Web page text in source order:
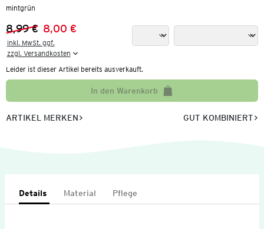
mintgrün
Vorheriger Preis:
8,99 €
Neuer Preis:
8,00 €
inkl. MwSt. ggf.
zzgl. Versandkosten
Leider ist dieser Artikel bereits ausverkauft.
In den Warenkorb
ARTIKEL MERKEN GUT KOMBINIERT
Details Material Pflege